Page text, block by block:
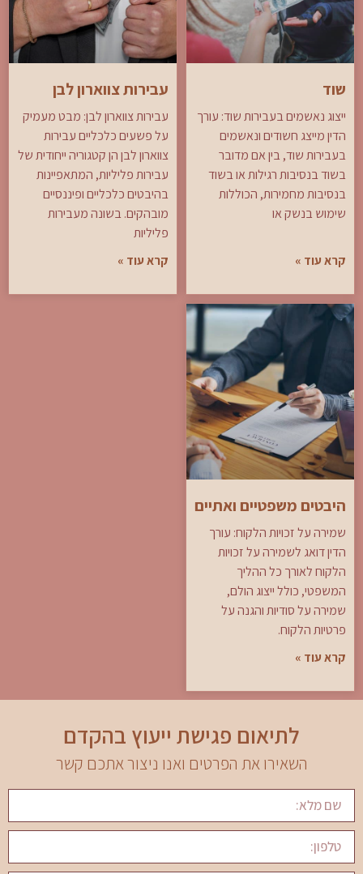
שוד
ייצוג נאשמים בעבירות שוד: עורך
הדין מייצג חשודים ונאשמים
בעבירות שוד, בין אם מדובר
בשוד בנסיבות רגילות או בשוד
בנסיבות מחמירות, הכוללות
שימוש בנשק או
קרא עוד »
עבירות צווארון לבן
עבירות צווארון לבן: מבט מעמיק
על פשעים כלכליים עבירות
צווארון לבן הן קטגוריה ייחודית של
עבירות פליליות, המתאפיינות
בהיבטים כלכליים ופיננסיים
מובהקים. בשונה מעבירות
פליליות
קרא עוד »
היבטים משפטיים ואתיים
שמירה על זכויות הלקוח: עורך
הדין דואג לשמירה על זכויות
הלקוח לאורך כל ההליך
המשפטי, כולל ייצוג הולם,
שמירה על סודיות והגנה על
פרטיות הלקוח.
קרא עוד »
לתיאום פגישת ייעוץ בהקדם
השאירו את הפרטים ואנו ניצור אתכם קשר